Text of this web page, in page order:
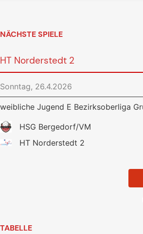
NÄCHSTE SPIELE
HT Norderstedt 2
Sonntag, 26.4.2026
weibliche Jugend E Bezirksoberliga
HSG Bergedorf/VM
HT Norderstedt 2
TABELLE